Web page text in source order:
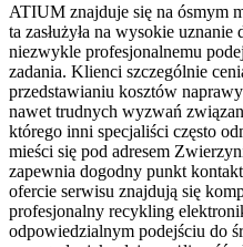
ATIUM znajduje się na ósmym
ta zasłużyła na wysokie
niezwykle profesjonalnemu
zadania. Klienci szczególnie
przedstawianiu kosztów
nawet trudnych wyzwań
którego inni specjaliści często
mieści się pod adresem
zapewnia dogodny punkt
ofercie serwisu znajdują się
profesjonalny recykling
odpowiedzialnym podejściu do